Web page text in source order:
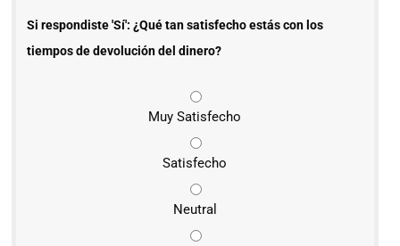
Si respondiste 'Sí': ¿Qué tan satisfecho estás con los
tiempos de devolución del dinero?
Muy Satisfecho
Satisfecho
Neutral